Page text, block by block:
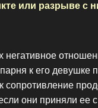
или разрыве с
негативное
к его девушке
сопротивление
они приняли ее